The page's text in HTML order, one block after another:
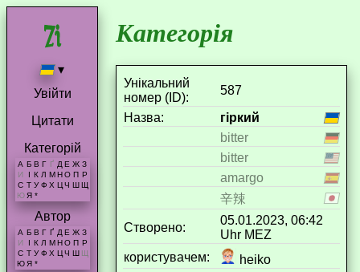
▾
Увійти
Цитати
Категорій
А Б В Г Ґ Д Е Ж З
И
І К Л М Н О П Р
С Т У Ф Х Ц Ч Ш Щ
Ю Я *
Автор
А Б В Г Ґ Д Е Ж З
И
К Л М Н О П Р
С Т У Ф Х Ц Ч Ш Щ
Ю Я *
Категорія
Унікальний
номер (ID):
587
Назва:
гіркий
bitter
bitter
amargo
辛辣
Створено:
05.01.2023, 06:42
Uhr MEZ
користувачем:
heiko